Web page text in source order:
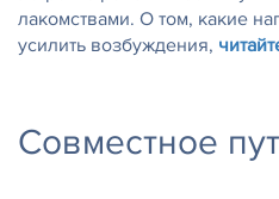
лакомствами. О том, какие
усилить возбуждения,
Совместное